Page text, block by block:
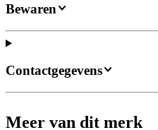
Bewaren
Contactgegevens
Meer van dit merk